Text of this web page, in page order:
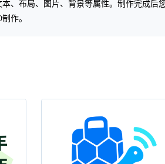
、布局、图片、背景等属性。制作完成后
作。